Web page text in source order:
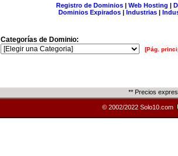
Registro de Dominios| Web Hosting |
Dominios Expirados | Industrias |
Categorías de Dominio:
[Pág.
** Precios
© 2002/2022 Solo10.com